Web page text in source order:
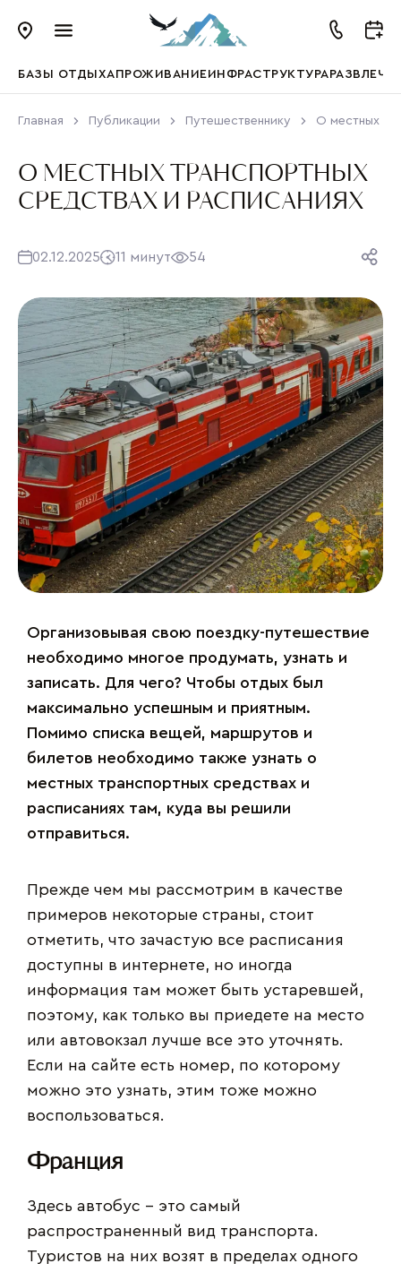
БАЗЫ ОТДЫХАПРОЖИВАНИЕИНФРАСТРУКТУРА
Главная Публикации Путешественнику О местных
О МЕСТНЫХ ТРАНСПОРТНЫХ
СРЕДСТВАХ И РАСПИСАНИЯХ
02.12.2025 11 минут 54
Организовывая свою поездку-путешествие
необходимо многое продумать, узнать и
записать. Для чего? Чтобы отдых был
максимально успешным и приятным.
Помимо списка вещей, маршрутов и
билетов необходимо также узнать о
местных транспортных средствах и
расписаниях там, куда вы решили
отправиться.
Прежде чем мы рассмотрим в качестве
примеров некоторые страны, стоит
отметить, что зачастую все расписания
доступны в интернете, но иногда
информация там может быть устаревшей,
поэтому, как только вы приедете на место
или автовокзал лучше все это уточнять.
Если на сайте есть номер, по которому
можно это узнать, этим тоже можно
воспользоваться.
Франция
Здесь автобус - это самый
распространенный вид транспорта.
Туристов на них возят в пределах одного